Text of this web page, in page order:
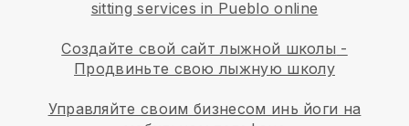
sitting services in Pueblo online
Создайте свой сайт лыжной школы -
Продвиньте свою лыжную школу
Управляйте своим бизнесом инь йоги на